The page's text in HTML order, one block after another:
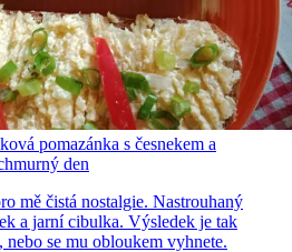
pomazánka s česnekem a
den
mě čistá nostalgie. Nastrouhaný
a jarní cibulka. Výsledek je tak
se mu obloukem vyhnete.